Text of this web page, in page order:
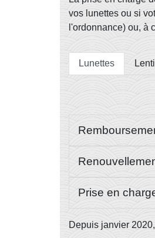
vos lunettes ou si
l'ordonnance) ou, à
Lunettes
Prise en
Depuis janvier